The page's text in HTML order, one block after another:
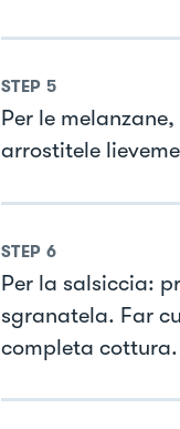
STEP 5
Per le
arrostitele
STEP 6
Per la salsiccia:
sgranatela. Far
completa cottura.